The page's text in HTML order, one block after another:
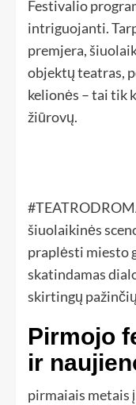
Festivalio
intriguojanti.
premjera,
objektų teatras,
kelionės – tai tik
žiūrovų.
šiuolaikinės
praplėsti miesto
skatindamas
skirtingų
Pirmojo
ir
pirmaiais metais